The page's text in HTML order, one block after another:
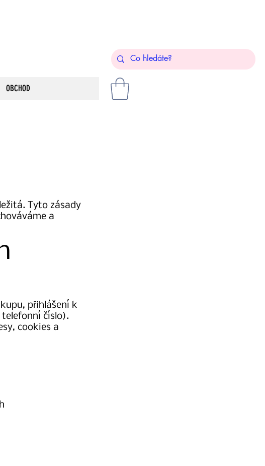
OBCHOD
Tyto zásady
a
přihlášení k
číslo).
cookies a